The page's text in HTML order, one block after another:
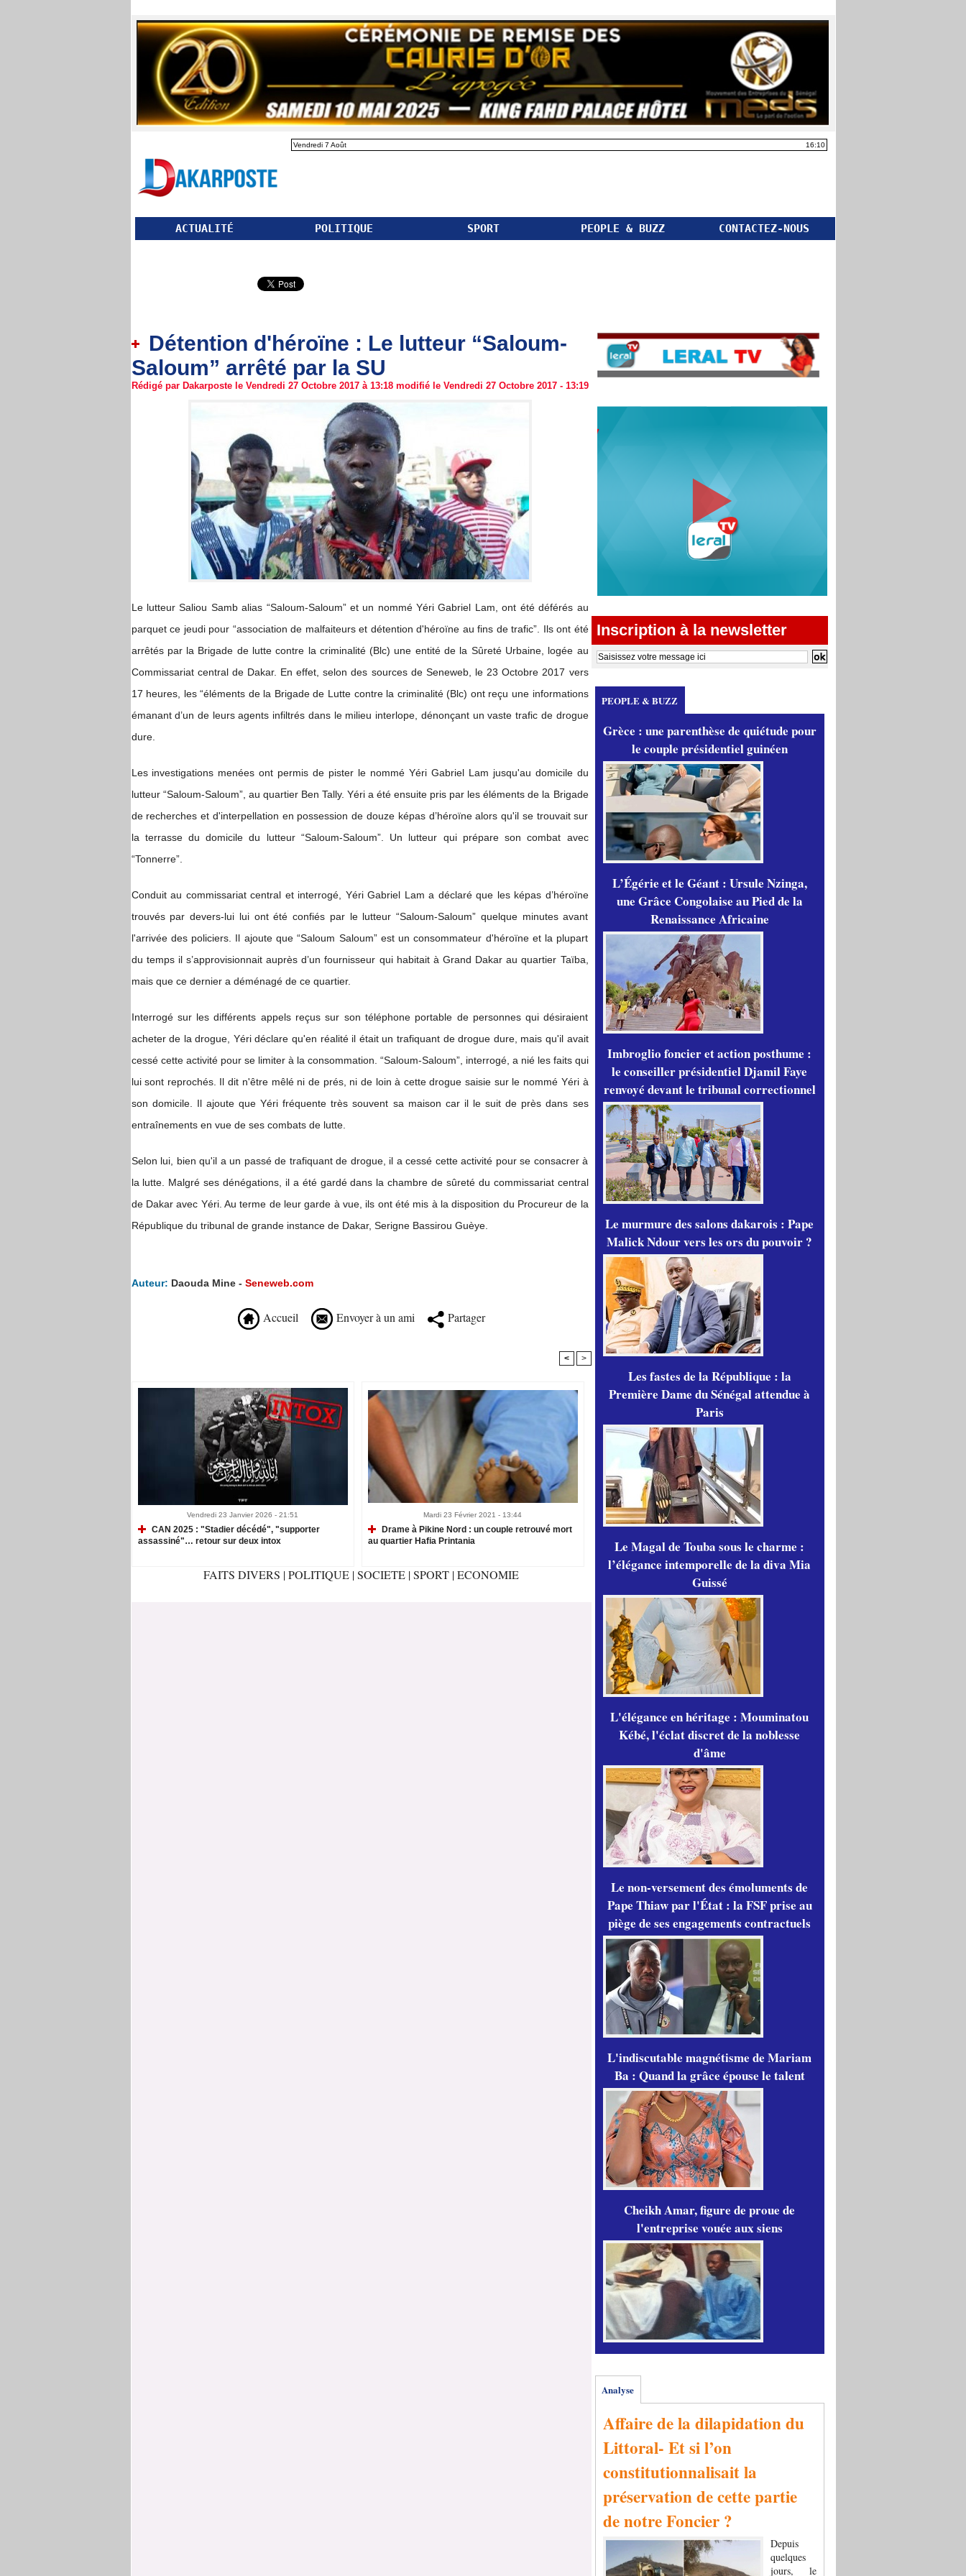
Vendredi 7 Août 16:10
ACTUALITÉ POLITIQUE SPORT PEOPLE & BUZZ CONTACTEZ-NOUS
Détention d'héroïne : Le lutteur “Saloum-
Saloum” arrêté par la SU
Rédigé par Dakarposte le Vendredi 27 Octobre 2017 à 13:18 modifié le Vendredi 27 Octobre 2017 - 13:19
Le lutteur Saliou Samb alias “Saloum-Saloum” et un nommé Yéri Gabriel Lam, ont été déférés au
parquet ce jeudi pour “association de malfaiteurs et détention d'héroïne au fins de trafic”. Ils ont été
arrêtés par la Brigade de lutte contre la criminalité (Blc) une entité de la Sûreté Urbaine, logée au
Commissariat central de Dakar. En effet, selon des sources de Seneweb, le 23 Octobre 2017 vers
17 heures, les “éléments de la Brigade de Lutte contre la criminalité (Blc) ont reçu une informations
émanant d’un de leurs agents infiltrés dans le milieu interlope, dénonçant un vaste trafic de drogue
dure.
Les investigations menées ont permis de pister le nommé Yéri Gabriel Lam jusqu'au domicile du
lutteur “Saloum-Saloum”, au quartier Ben Tally. Yéri a été ensuite pris par les éléments de la Brigade
de recherches et d'interpellation en possession de douze képas d’héroïne alors qu'il se trouvait sur
la terrasse du domicile du lutteur “Saloum-Saloum”. Un lutteur qui prépare son combat avec
“Tonnerre”.
Conduit au commissariat central et interrogé, Yéri Gabriel Lam a déclaré que les képas d’héroïne
trouvés par devers-lui lui ont été confiés par le lutteur “Saloum-Saloum” quelque minutes avant
l'arrivée des policiers. Il ajoute que “Saloum Saloum” est un consommateur d'héroïne et la plupart
du temps il s’approvisionnait auprès d’un fournisseur qui habitait à Grand Dakar au quartier Taïba,
mais que ce dernier a déménagé de ce quartier.
Interrogé sur les différents appels reçus sur son téléphone portable de personnes qui désiraient
acheter de la drogue, Yéri déclare qu'en réalité il était un trafiquant de drogue dure, mais qu'il avait
cessé cette activité pour se limiter à la consommation. “Saloum-Saloum”, interrogé, a nié les faits qui
lui sont reprochés. Il dit n'être mêlé ni de prés, ni de loin à cette drogue saisie sur le nommé Yéri à
son domicile. Il ajoute que Yéri fréquente très souvent sa maison car il le suit de près dans ses
entraînements en vue de ses combats de lutte.
Selon lui, bien qu'il a un passé de trafiquant de drogue, il a cessé cette activité pour se consacrer à
la lutte. Malgré ses dénégations, il a été gardé dans la chambre de sûreté du commissariat central
de Dakar avec Yéri. Au terme de leur garde à vue, ils ont été mis à la disposition du Procureur de la
République du tribunal de grande instance de Dakar, Serigne Bassirou Guèye.
Auteur: Daouda Mine - Seneweb.com
Accueil Envoyer à un ami Partager
< >
Vendredi 23 Janvier 2026 - 21:51
CAN 2025 : "Stadier décédé", "supporter
assassiné"… retour sur deux intox
Mardi 23 Février 2021 - 13:44
Drame à Pikine Nord : un couple retrouvé mort
au quartier Hafia Printania
FAITS DIVERS |POLITIQUE |SOCIETE |SPORT |ECONOMIE
Inscription à la newsletter
PEOPLE & BUZZ
Grèce : une parenthèse de quiétude pour
le couple présidentiel guinéen
L’Égérie et le Géant : Ursule Nzinga,
une Grâce Congolaise au Pied de la
Renaissance Africaine
Imbroglio foncier et action posthume :
le conseiller présidentiel Djamil Faye
renvoyé devant le tribunal correctionnel
Le murmure des salons dakarois : Pape
Malick Ndour vers les ors du pouvoir ?
Les fastes de la République : la
Première Dame du Sénégal attendue à
Paris
Le Magal de Touba sous le charme :
l’élégance intemporelle de la diva Mia
Guissé
L'élégance en héritage : Mouminatou
Kébé, l'éclat discret de la noblesse
d'âme
Le non-versement des émoluments de
Pape Thiaw par l'État : la FSF prise au
piège de ses engagements contractuels
L'indiscutable magnétisme de Mariam
Ba : Quand la grâce épouse le talent
Cheikh Amar, figure de proue de
l'entreprise vouée aux siens
Analyse
Affaire de la dilapidation du
Littoral- Et si l’on
constitutionnalisait la
préservation de cette partie
de notre Foncier ?
Depuis
quelques
jours, le